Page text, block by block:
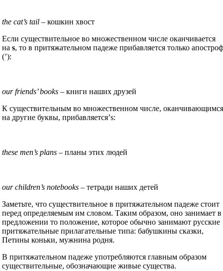
the cat’s tail – кошкин хвост
Если существительное во множественном числе оканчивается
наs, то в притяжательном падеже прибавляется только
(’):
our friends’ books – книги наших друзей
К существительным во множественном числе,
на другие буквы, прибавляется’s:
these men’s plans – планы этих людей
our children’s notebooks – тетради наших детей
Заметьте, что существительное в притяжательном падеже стоит
перед определяемым им словом. Таким образом, оно занимает в
предложении то положение, которое обычно занимают русские
притяжательные прилагательные типа: бабушкины сказки,
Петины коньки, мужнина родня.
В притяжательном падеже употребляются главным образом
существительные, обозначающие живые существа.